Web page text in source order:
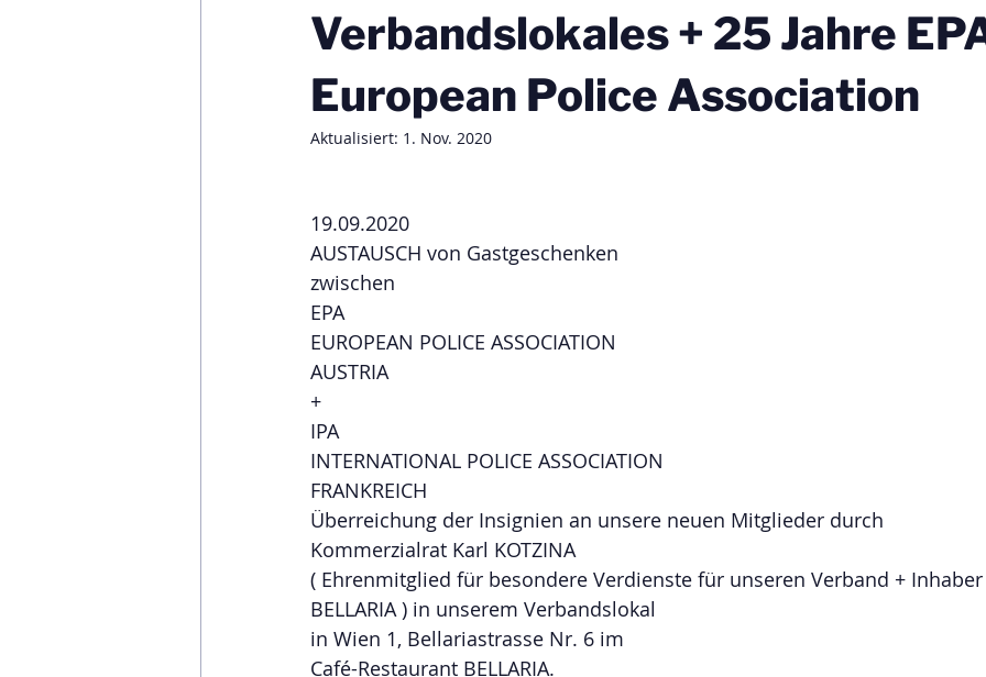
Verbandslokales + 25 Jahre
European Police Association
Aktualisiert: 1. Nov. 2020
19.09.2020
AUSTAUSCH von Gastgeschenken
zwischen
EPA
EUROPEAN POLICE ASSOCIATION
AUSTRIA
+
IPA
INTERNATIONAL POLICE ASSOCIATION
FRANKREICH
Überreichung der Insignien an unsere neuen Mitglieder durch
Kommerzialrat Karl KOTZINA
( Ehrenmitglied für besondere Verdienste für unseren Verband +
BELLARIA ) in unserem Verbandslokal
in Wien 1, Bellariastrasse Nr. 6 im
Café-Restaurant BELLARIA.